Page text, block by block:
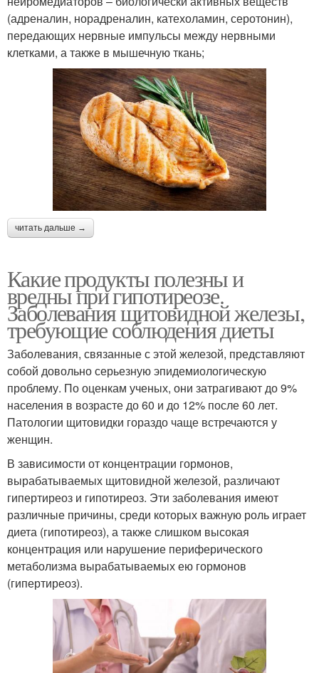
(адреналин, норадреналин, катехоламин, серотонин),
передающих нервные импульсы между нервными
клетками, а также в мышечную ткань;
читать дальше →
Какие продукты полезны и
вредны при гипотиреозе.
Заболевания щитовидной железы,
требующие соблюдения диеты
Заболевания, связанные с этой железой, представляют
собой довольно серьезную эпидемиологическую
проблему. По оценкам ученых, они затрагивают до 9%
населения в возрасте до 60 и до 12% после 60 лет.
Патологии щитовидки гораздо чаще встречаются у
женщин.
В зависимости от концентрации гормонов,
вырабатываемых щитовидной железой, различают
гипертиреоз и гипотиреоз. Эти заболевания имеют
различные причины, среди которых важную роль играет
диета (гипотиреоз), а также слишком высокая
концентрация или нарушение периферического
метаболизма вырабатываемых ею гормонов
(гипертиреоз).